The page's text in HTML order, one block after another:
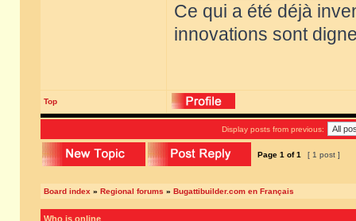
Ce qui a été déjà
innovations sont
Top
Display posts from previous:
Page 1 of1 [ 1 post ]
Board index » Regional forums » Bugattibuilder.com en Français
Who is online